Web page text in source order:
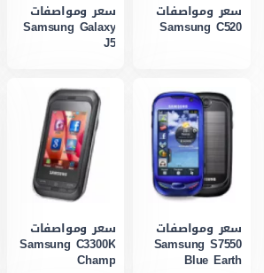
سعر ومواصفات
Samsung C520
سعر ومواصفات
Samsung Galaxy
J5
سعر ومواصفات
Samsung S7550
Blue Earth
سعر ومواصفات
Samsung C3300K
Champ